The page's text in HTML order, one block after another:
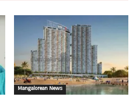
Mangalorean News